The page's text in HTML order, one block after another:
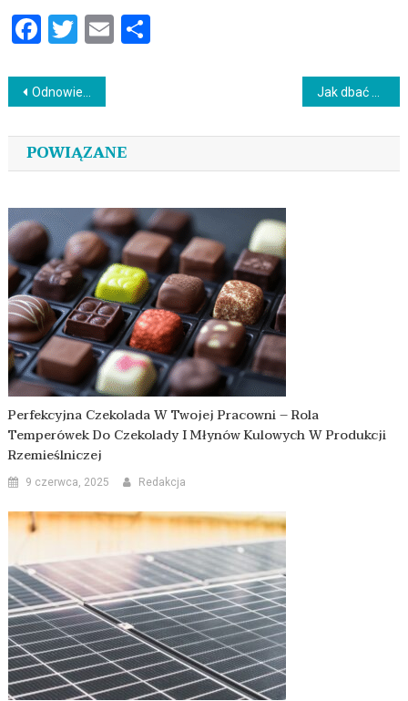
Facebook
Twitter
EmailPodziel
Nawigacja
wpisu
Odnowienie uprawnień sep
POWIĄZANE
Perfekcyjna Czekolada W Twojej Pracowni – Rola
Temperówek Do Czekolady I Młynów Kulowych W Produkcji
Rzemieślniczej
9 czerwca, 2025 Redakcja